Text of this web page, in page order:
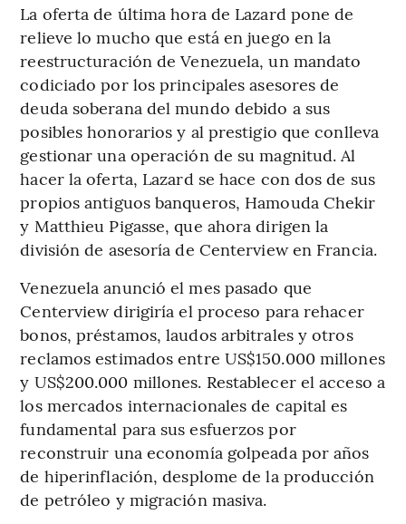
La oferta de última hora de Lazard pone de
relieve lo mucho que está en juego en la
reestructuración de Venezuela, un mandato
codiciado por los principales asesores de
deuda soberana del mundo debido a sus
posibles honorarios y al prestigio que conlleva
gestionar una operación de su magnitud. Al
hacer la oferta, Lazard se hace con dos de sus
propios antiguos banqueros, Hamouda Chekir
y Matthieu Pigasse, que ahora dirigen la
división de asesoría de Centerview en Francia.
Venezuela anunció el mes pasado que
Centerview dirigiría el proceso para rehacer
bonos, préstamos, laudos arbitrales y otros
reclamos estimados entre US$150.000 millones
y US$200.000 millones. Restablecer el acceso a
los mercados internacionales de capital es
fundamental para sus esfuerzos por
reconstruir una economía golpeada por años
de hiperinflación, desplome de la producción
de petróleo y migración masiva.